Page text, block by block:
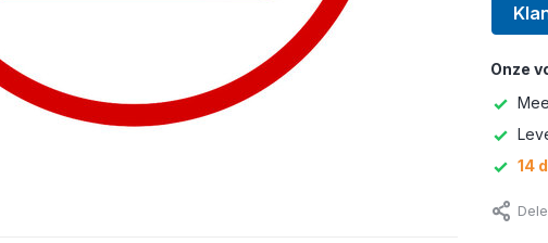
Onze
14